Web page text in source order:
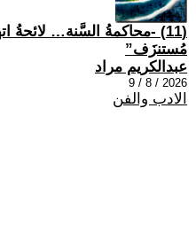
(11) -محاكمةُ السَّنة…
مُستنزَف”
عبدالكريم مراد
2026 / 8 / 9
الادب والفن